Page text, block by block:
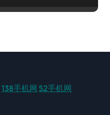
138手机网 52手机网